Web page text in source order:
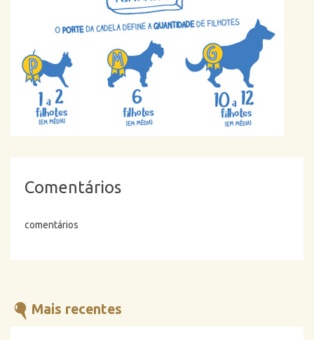
Comentários
comentários
Mais recentes